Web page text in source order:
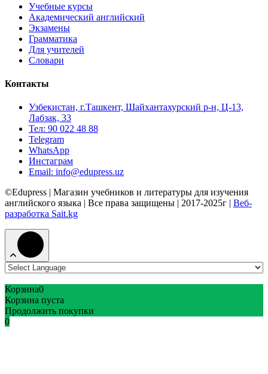
Учебные курсы
Академический английский
Экзамены
Грамматика
Для учителей
Словари
Контакты
Узбекистан, г.Ташкент, Шайхантахурский р-н, Ц-13,
Лабзак, 33
Тел: 90 022 48 88
Telegram
WhatsApp
Инстаграм
Email: info@edupress.uz
©Edupress | Магазин учебников и литературы для изучения
английского языка | Все права защищены | 2017-2025г | Веб-
разработка Sait.kg
Корзина0
Корзина пуста
Продолжить покупки
0